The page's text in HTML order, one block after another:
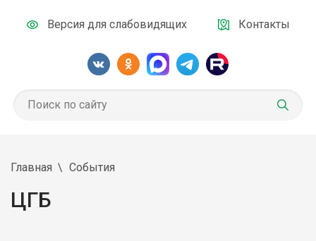
Версия для слабовидящих Контакты
Главная События
ЦГБ